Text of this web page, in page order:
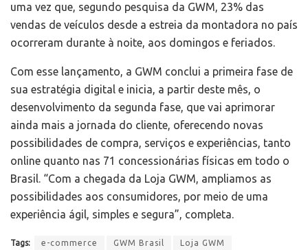
uma vez que, segundo pesquisa da GWM, 23% das
vendas de veículos desde a estreia da montadora no país
ocorreram durante à noite, aos domingos e feriados.
Com esse lançamento, a GWM conclui a primeira fase de
sua estratégia digital e inicia, a partir deste mês, o
desenvolvimento da segunda fase, que vai aprimorar
ainda mais a jornada do cliente, oferecendo novas
possibilidades de compra, serviços e experiências, tanto
online quanto nas 71 concessionárias físicas em todo o
Brasil. “Com a chegada da Loja GWM, ampliamos as
possibilidades aos consumidores, por meio de uma
experiência ágil, simples e segura”, completa.
Tags: e-commerce GWM Brasil Loja GWM